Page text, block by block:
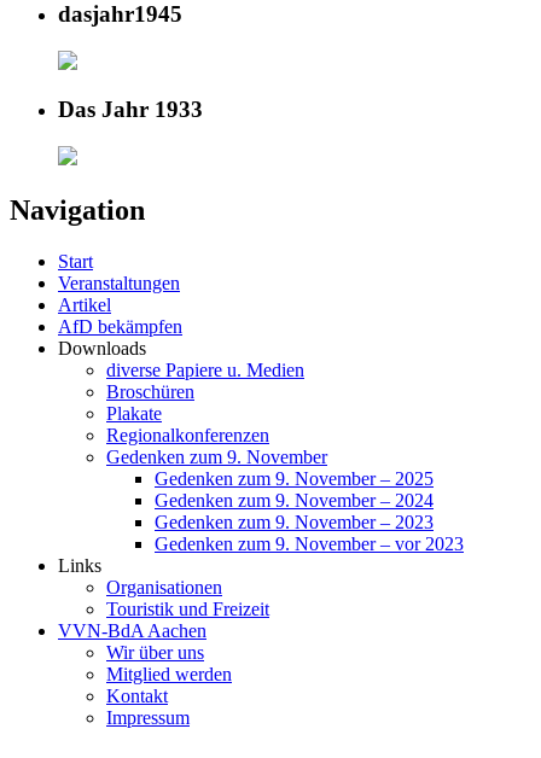
dasjahr1945
Das Jahr 1933
Navigation
Start
Veranstaltungen
Artikel
AfD bekämpfen
Downloads
diverse Papiere u. Medien
Broschüren
Plakate
Regionalkonferenzen
Gedenken zum 9. November
Gedenken zum 9. November – 2025
Gedenken zum 9. November – 2024
Gedenken zum 9. November – 2023
Gedenken zum 9. November – vor 2023
Links
Organisationen
Touristik und Freizeit
VVN-BdA Aachen
Wir über uns
Mitglied werden
Kontakt
Impressum